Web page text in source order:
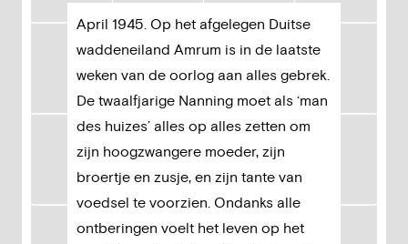
April 1945. Op het afgelegen Duitse
waddeneiland Amrum is in de laatste
weken van de oorlog aan alles gebrek.
De twaalfjarige Nanning moet als ‘man
des huizes’ alles op alles zetten om
zijn hoogzwangere moeder, zijn
broertje en zusje, en zijn tante van
voedsel te voorzien. Ondanks alle
ontberingen voelt het leven op het